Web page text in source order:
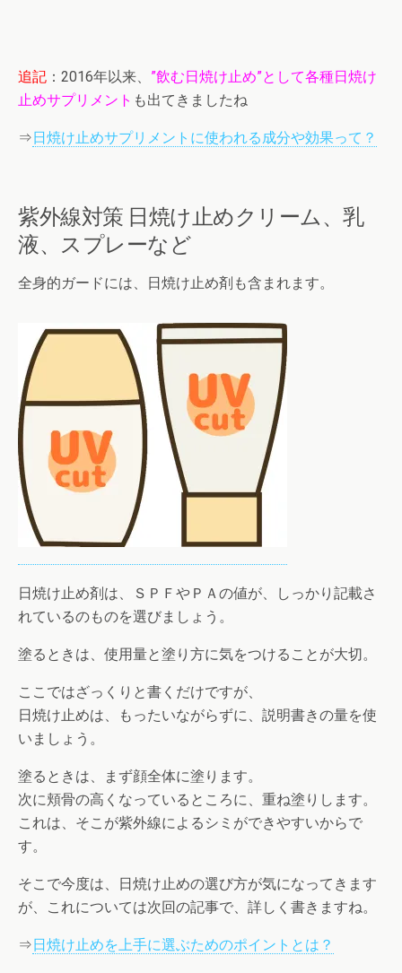
追記 ：2016年以来、 ”飲む日焼け止め”として各種日焼け
止めサプリメント も出てきましたね
⇒ 日焼け止めサプリメントに使われる成分や効果って？
紫外線対策 日焼け止めクリーム、乳
液、スプレーなど
全身的ガードには、日焼け止め剤も含まれます。
日焼け止め剤は、ＳＰＦやＰＡの値が、しっかり記載さ
れているのものを選びましょう。
塗るときは、使用量と塗り方に気をつけることが大切。
ここではざっくりと書くだけですが、
日焼け止めは、もったいながらずに、説明書きの量を使
いましょう。
塗るときは、まず顔全体に塗ります。
次に頬骨の高くなっているところに、重ね塗りします。
これは、そこが紫外線によるシミができやすいからで
す。
そこで今度は、日焼け止めの選び方が気になってきます
が、これについては次回の記事で、詳しく書きますね。
⇒ 日焼け止めを上手に選ぶためのポイントとは？